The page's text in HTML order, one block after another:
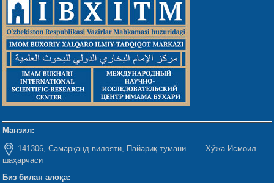
Манзил:
141306, Самарқанд вилояти, Пайариқ тумани Хўжа Исмоил
шаҳарчаси
Биз билан алоқа: